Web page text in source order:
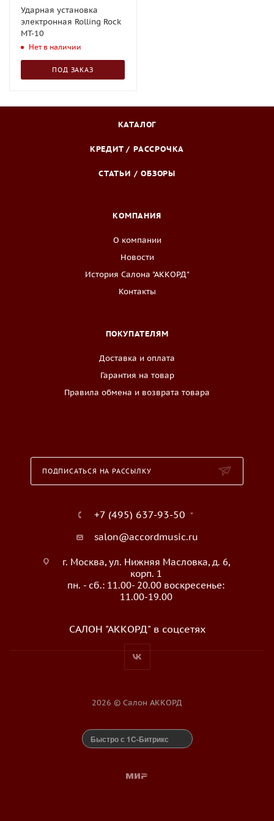
Ударная установка
электронная Rolling Rock
MT-10
Нет в наличии
ПОД ЗАКАЗ
КАТАЛОГ
КРЕДИТ / РАССРОЧКА
СТАТЬИ / ОБЗОРЫ
КОМПАНИЯ
О компании
Новости
История Салона "АККОРД"
Контакты
ПОКУПАТЕЛЯМ
Доставка и оплата
Гарантия на товар
Правила обмена и возврата товара
ПОДПИСАТЬСЯ НА РАССЫЛКУ
+7 (495) 637-93-50
salon@accordmusic.ru
г. Москва, ул. Нижняя Масловка, д. 6,
корп. 1
пн. - сб.: 11.00- 20.00 воскресенье:
11.00-19.00
САЛОН "АККОРД" в соцсетях
2026 © Салон АККОРД
Быстро с 1С-Битрикс